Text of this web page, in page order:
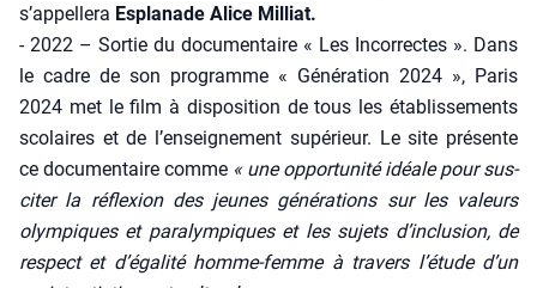
s’appellera Espla­nade Alice Mil­liat.
- 2022 – Sor­tie du docu­men­taire « Les Incor­rectes ». Dans
le cadre de son pro­gramme « Géné­ra­tion 2024 », Paris
2024 met le film à dis­po­si­tion de tous les éta­blis­se­ments
sco­laires et de l’enseignement supé­rieur. Le site pré­sente
ce docu­men­taire comme « une oppor­tu­ni­té idéale pour sus­
ci­ter la réflexion des jeunes géné­ra­tions sur les valeurs
olym­piques et para­lym­piques et les sujets d’inclusion, de
res­pect et d’égalité homme-femme à tra­vers l’étude d’un